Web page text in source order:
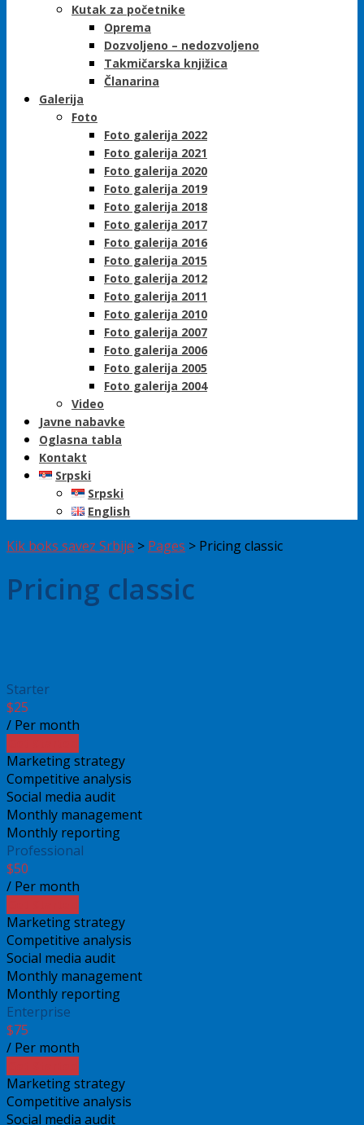
Kutak za početnike
Oprema
Dozvoljeno – nedozvoljeno
Takmičarska knjižica
Članarina
Galerija
Foto
Foto galerija 2022
Foto galerija 2021
Foto galerija 2020
Foto galerija 2019
Foto galerija 2018
Foto galerija 2017
Foto galerija 2016
Foto galerija 2015
Foto galerija 2012
Foto galerija 2011
Foto galerija 2010
Foto galerija 2007
Foto galerija 2006
Foto galerija 2005
Foto galerija 2004
Video
Javne nabavke
Oglasna tabla
Kontakt
Srpski
Srpski
English
Kik boks savez Srbije > Pages > Pricing classic
Pricing classic
Starter
$25
/ Per month
Marketing strategy
Competitive analysis
Social media audit
Monthly management
Monthly reporting
Professional
$50
/ Per month
Marketing strategy
Competitive analysis
Social media audit
Monthly management
Monthly reporting
Enterprise
$75
/ Per month
Marketing strategy
Competitive analysis
Social media audit